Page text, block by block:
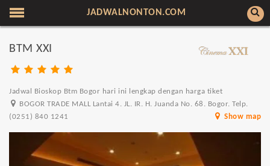
JADWALNONTON.COM
BTM XXI
Jadwal Bioskop Btm Bogor hari ini lengkap dengan harga tiket
BOGOR TRADE MALL Lantai 4. JL. IR. H. Juanda No. 68. Bogor. Telp.
(0251) 840 1241
Show map